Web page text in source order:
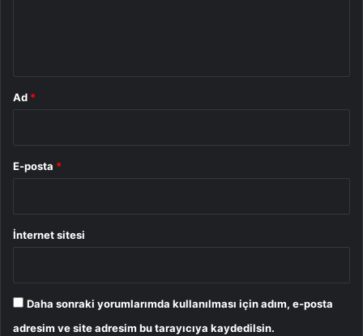
Ad *
E-posta *
İnternet sitesi
Daha sonraki yorumlarımda kullanılması için adım, e-posta
adresim ve site adresim bu tarayıcıya kaydedilsin.